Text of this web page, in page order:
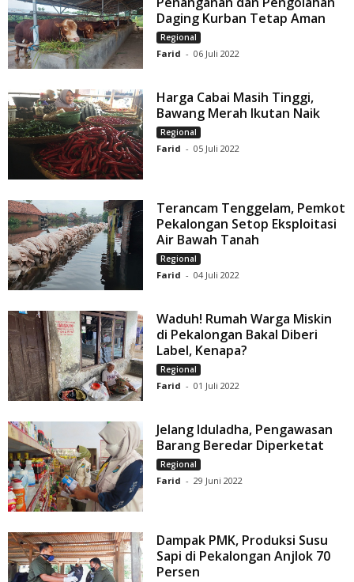
Daging Kurban Tetap Aman
Regional
Farid - 06 Juli 2022
Harga Cabai Masih Tinggi,
Bawang Merah Ikutan Naik
Regional
Farid - 05 Juli 2022
Terancam Tenggelam, Pemkot
Pekalongan Setop Eksploitasi
Air Bawah Tanah
Regional
Farid - 04 Juli 2022
Waduh! Rumah Warga Miskin
di Pekalongan Bakal Diberi
Label, Kenapa?
Regional
Farid - 01 Juli 2022
Jelang Iduladha, Pengawasan
Barang Beredar Diperketat
Regional
Farid - 29 Juni 2022
Dampak PMK, Produksi Susu
Sapi di Pekalongan Anjlok 70
Persen